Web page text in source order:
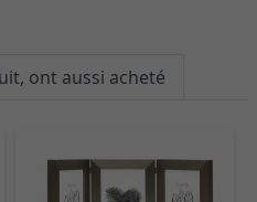
ont aussi acheté